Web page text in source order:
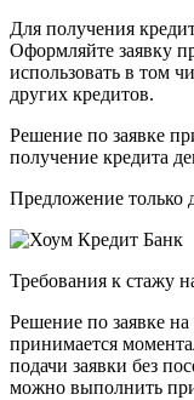
Для получения
Оформляйте заявку
использовать в том
других кредитов.
Решение по заявке
получение кредита
Предложение только
Требования к стажу
Решение по заявке
принимается
подачи заявки без
можно выполнить